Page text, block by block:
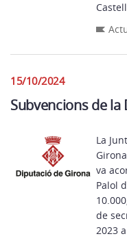
15/10/2024
Subvencions de
La
va
Palol
de
2023